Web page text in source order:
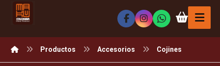
Productos Accesorios Cojines